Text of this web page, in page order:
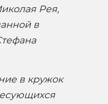
Рея,
в
в кружок